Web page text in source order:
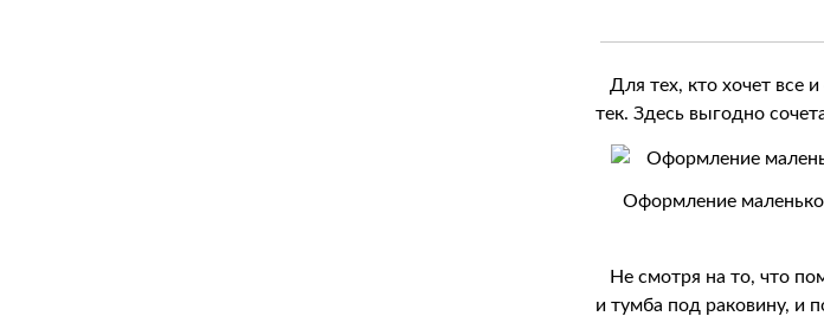
Для тех, кто хочет все
тек. Здесь выгодно
Оформление
Не смотря на то, что
и тумба под раковину, и